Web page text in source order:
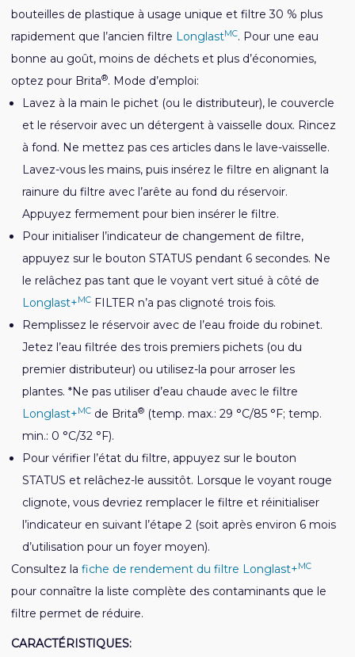
bouteilles de plastique à usage unique et filtre 30 % plus
rapidement que l’ancien filtre LonglastMC. Pour une eau
bonne au goût, moins de déchets et plus d’économies,
optez pour Brita®. Mode d’emploi:
Lavez à la main le pichet (ou le distributeur), le couvercle
et le réservoir avec un détergent à vaisselle doux. Rincez
à fond. Ne mettez pas ces articles dans le lave-vaisselle.
Lavez-vous les mains, puis insérez le filtre en alignant la
rainure du filtre avec l’arête au fond du réservoir.
Appuyez fermement pour bien insérer le filtre.
Pour initialiser l’indicateur de changement de filtre,
appuyez sur le bouton STATUS pendant 6 secondes. Ne
le relâchez pas tant que le voyant vert situé à côté de
Longlast+MC FILTER n’a pas clignoté trois fois.
Remplissez le réservoir avec de l’eau froide du robinet.
Jetez l’eau filtrée des trois premiers pichets (ou du
premier distributeur) ou utilisez-la pour arroser les
plantes. *Ne pas utiliser d’eau chaude avec le filtre
Longlast+MC de Brita® (temp. max.: 29 °C/85 °F; temp.
min.: 0 °C/32 °F).
Pour vérifier l’état du filtre, appuyez sur le bouton
STATUS et relâchez-le aussitôt. Lorsque le voyant rouge
clignote, vous devriez remplacer le filtre et réinitialiser
l’indicateur en suivant l’étape 2 (soit après environ 6 mois
d’utilisation pour un foyer moyen).
Consultez la fiche de rendement du filtre Longlast+MC
pour connaître la liste complète des contaminants que le
filtre permet de réduire.
CARACTÉRISTIQUES: